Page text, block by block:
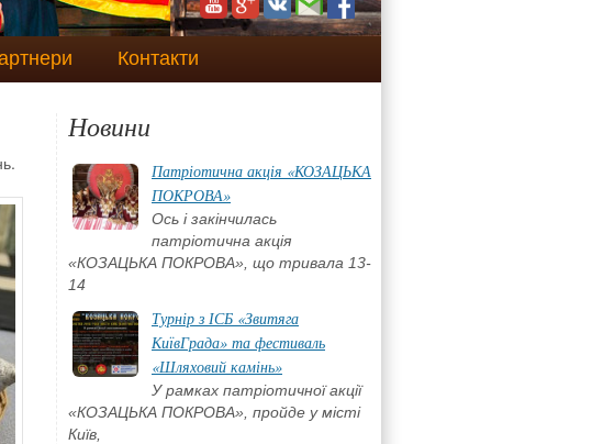
Контакти
Новини
Патріотична акція «КОЗАЦЬКА
ПОКРОВА»
Ось і закінчилась
патріотична акція
«КОЗАЦЬКА ПОКРОВА», що тривала 13-
14
Турнір з ІСБ «Звитяга
КиївГрада» та фестиваль
«Шляховий камінь»
У рамках патріотичної акції
«КОЗАЦЬКА ПОКРОВА», пройде у місті
Київ,